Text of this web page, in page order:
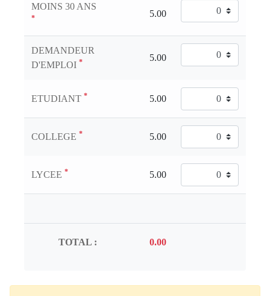
MOINS 30 ANS
*
DEMANDEUR
D'EMPLOI *
ETUDIANT *
COLLEGE *
LYCEE *
TOTAL :